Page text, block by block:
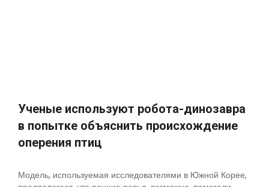
Ученые используют робота-динозавра
в попытке объяснить происхождение
оперения птиц
Модель, используемая исследователями в Южной Корее,